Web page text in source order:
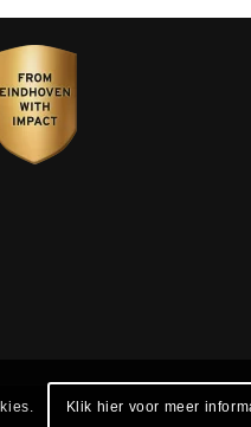
Klik hier voor meer